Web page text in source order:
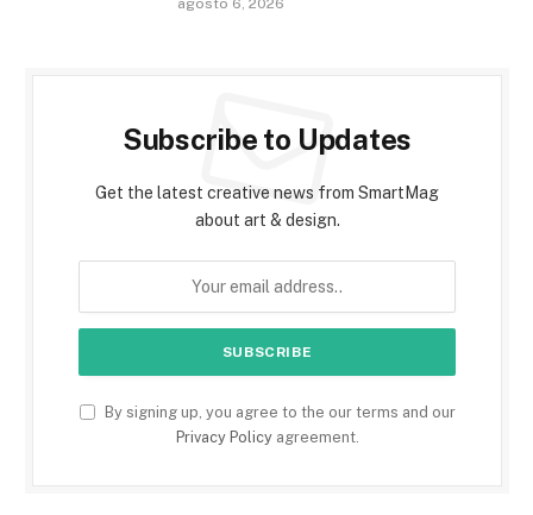
Subscribe to Updates
Get the latest creative news from SmartMag
about art & design.
By signing up, you agree to the our terms and our
Privacy Policyagreement.